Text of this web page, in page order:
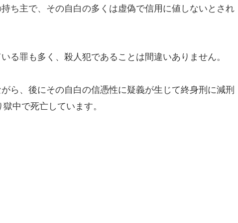
ち主で、その自白の多くは虚偽で信用に値しないとされ
る罪も多く、殺人犯であることは間違いありません。
ら、後にその自白の信憑性に疑義が生じて終身刑に減刑
中で死亡しています。